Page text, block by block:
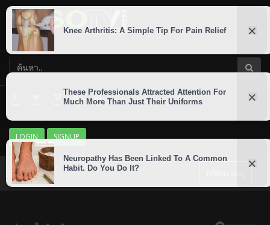
LOGIN SIGNUP